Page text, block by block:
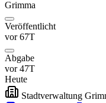
Grimma
Veröffentlicht
vor 67T
Abgabe
vor 47T
Heute
Stadtverwaltung